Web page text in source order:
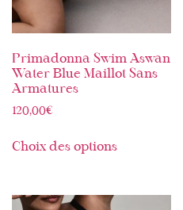
Primadonna Swim Aswan
Water Blue Maillot Sans
Armatures
120,00€
Choix des options